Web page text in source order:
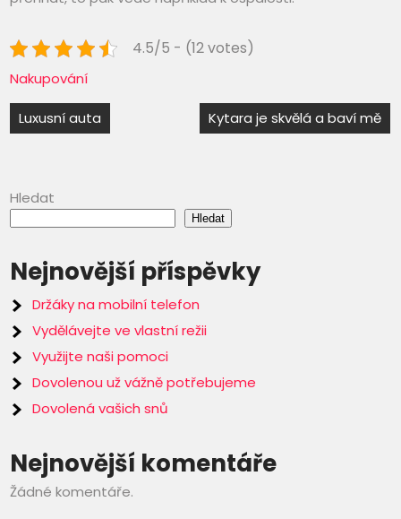
4.5/5 - (12 votes)
Nakupování
Navigace
příspěvek
Luxusní auta Kytara je skvělá a baví mě
Hledat
Hledat
Nejnovější příspěvky
Držáky na mobilní telefon
Vydělávejte ve vlastní režii
Využijte naši pomoci
Dovolenou už vážně potřebujeme
Dovolená vašich snů
Nejnovější komentáře
Žádné komentáře.